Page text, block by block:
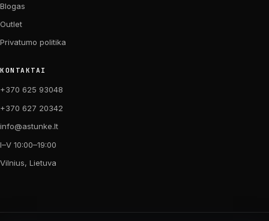
Blogas
Outlet
Privatumo politika
KONTAKTAI
+370 625 93048
+370 627 20342
info@astunke.lt
I–V 10:00–19:00
Vilnius, Lietuva